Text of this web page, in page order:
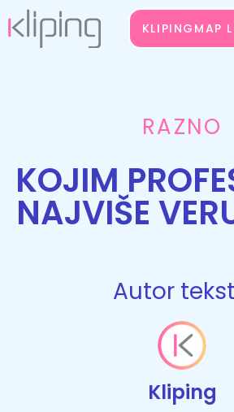
KLIPINGMAP
RAZNO
KOJIM
NAJVIŠE
Autor
Kliping